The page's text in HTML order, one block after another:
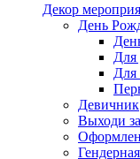
Декор
День
Для
Для
Девичник
Выходи